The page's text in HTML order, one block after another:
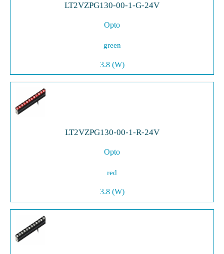
LT2VZPG130-00-1-G-24V
Opto
green
3.8 (W)
LT2VZPG130-00-1-R-24V
Opto
red
3.8 (W)